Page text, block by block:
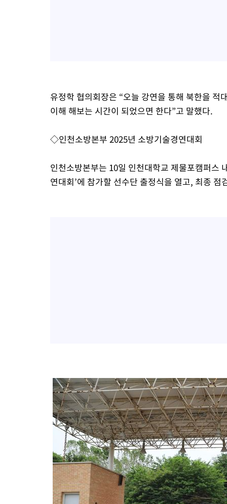
유정학 협의회장은 “오늘 강연을 통해 북한을
이해 해보는 시간이 되었으면 한다”고 말했다.
◇인천소방본부 2025년 소방기술경연대회
인천소방본부는 10일 인천대학교 제물포캠퍼스
연대회’에 참가할 선수단 출정식을 열고, 최종